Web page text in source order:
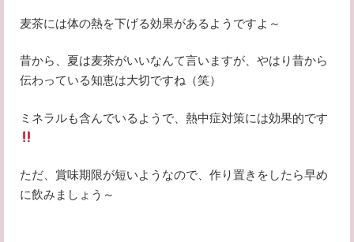
麦茶には体の熱を下げる効果があるようですよ～
昔から、夏は麦茶がいいなんて言いますが、やはり昔から
伝わっている知恵は大切ですね（笑）
ミネラルも含んでいるようで、熱中症対策には効果的です
ただ、賞味期限が短いようなので、作り置きをしたら早め
に飲みましょう～